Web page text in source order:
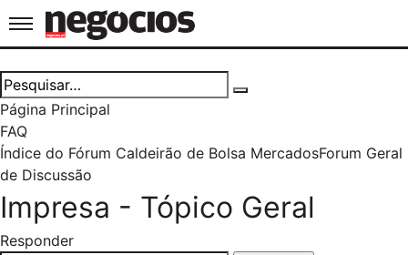
Jornal de Negócios
Página Principal
FAQ
Índice do Fórum Caldeirão de Bolsa MercadosForum Geral
de Discussão
Impresa - Tópico Geral
Responder